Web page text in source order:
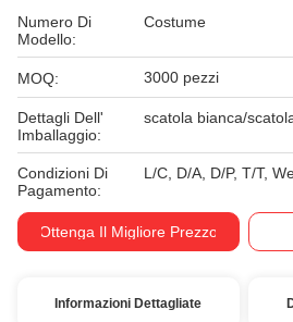
Numero Di
Modello:
Costume
MOQ: 3000 pezzi
Dettagli Dell'
Imballaggio:
scatola bianca/
Condizioni Di
Pagamento:
L/C, D/A, D/P, T/T,
Ottenga Il Migliore Prezzo
Informazioni Dettagliate